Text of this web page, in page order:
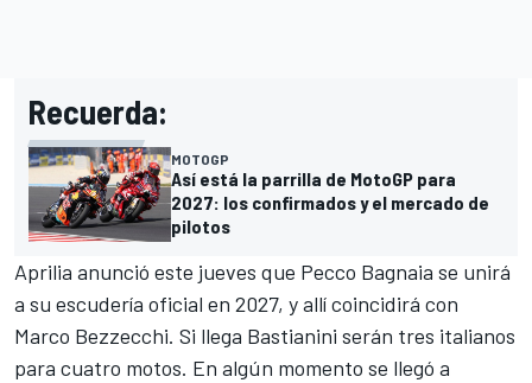
Recuerda:
MOTOGP
Así está la parrilla de MotoGP para
2027: los confirmados y el mercado de
pilotos
Aprilia anunció este jueves que Pecco Bagnaia se unirá
a su escudería oficial en 2027, y allí coincidirá con
Marco Bezzecchi. Si llega Bastianini serán tres italianos
para cuatro motos. En algún momento se llegó a